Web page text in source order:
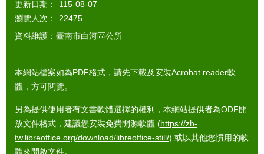
更新日期：
115-08-07
瀏覽人次：
22475
資料維護：臺南市白河區公所
本網站檔案如為PDF格式，請先下載及安裝Acrobat reader軟
體，方可閱覽。
另為提供使用者有文書軟體選擇的權利，本網站提供者為ODF開
放文件格式，建議您安裝免費開源軟體 (https://zh-
tw.libreoffice.org/download/libreoffice-still/) 或以其他您慣用的軟
體來開啟文件。